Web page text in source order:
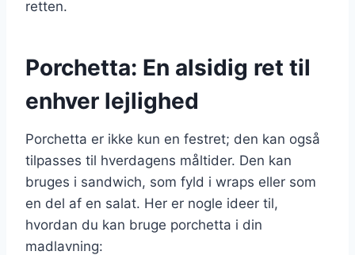
retten.
Porchetta: En alsidig ret til
enhver lejlighed
Porchetta er ikke kun en festret; den kan også
tilpasses til hverdagens måltider. Den kan
bruges i sandwich, som fyld i wraps eller som
en del af en salat. Her er nogle ideer til,
hvordan du kan bruge porchetta i din
madlavning: